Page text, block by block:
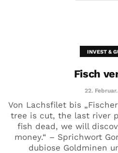
INVEST &
Fisch
22.
Von Lachsfilet bis
tree is cut, the last river
fish dead, we will
money.“ – Sprichwort
dubiose Goldminen